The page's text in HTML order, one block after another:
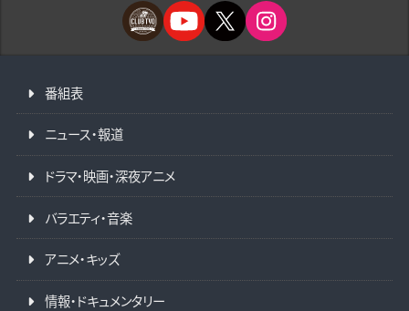
番組表
ニュース・報道
ドラマ・映画・深夜アニメ
バラエティ・音楽
アニメ・キッズ
情報・ドキュメンタリー